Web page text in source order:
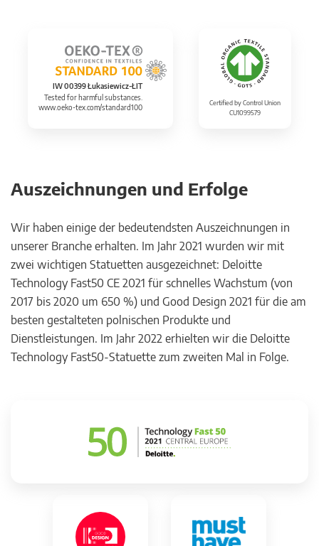
IW 00399 Łukasiewicz-ŁIT
Tested for harmful substances.
www.oeko-tex.com/standard100
Certified by Control Union
CU1099579
Auszeichnungen und Erfolge
Wir haben einige der bedeutendsten Auszeichnungen in
unserer Branche erhalten. Im Jahr 2021 wurden wir mit
zwei wichtigen Statuetten ausgezeichnet: Deloitte
Technology Fast50 CE 2021 für schnelles Wachstum (von
2017 bis 2020 um 650 %) und Good Design 2021 für die am
besten gestalteten polnischen Produkte und
Dienstleistungen. Im Jahr 2022 erhielten wir die Deloitte
Technology Fast50-Statuette zum zweiten Mal in Folge.